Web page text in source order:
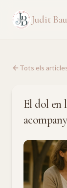
Judit Bau
Tots els
El dol en